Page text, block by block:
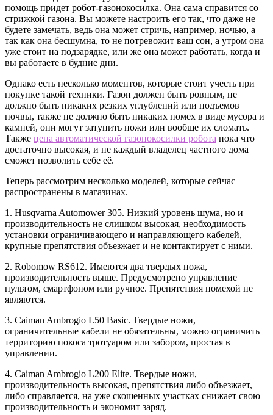
помощь придет робот-газонокосилка. Она сама справится со
стрижкой газона. Вы можете настроить его так, что даже не
будете замечать, ведь она может стричь, например, ночью, а
так как она бесшумна, то не потревожит ваш сон, а утром она
уже стоит на подзарядке, или же она может работать, когда и
вы работаете в будние дни.
Однако есть несколько моментов, которые стоит учесть при
покупке такой техники. Газон должен быть ровным, не
должно быть никаких резких углублений или подъемов
почвы, также не должно быть никаких помех в виде мусора и
камней, они могут затупить ножи или вообще их сломать.
Также цена автоматической газонокосилки робота пока что
достаточно высокая, и не каждый владелец частного дома
сможет позволить себе её.
Теперь рассмотрим несколько моделей, которые сейчас
распространены в магазинах.
1. Husqvarna Automower 305. Низкий уровень шума, но и
производительность не слишком высокая, необходимость
установки ограничивающего и направляющего кабелей,
крупные препятствия объезжает и не контактирует с ними.
2. Robomow RS612. Имеются два твердых ножа,
производительность выше. Предусмотрено управление
пультом, смартфоном или ручное. Препятствия помехой не
являются.
3. Caiman Ambrogio L50 Basic. Твердые ножи,
ограничительные кабели не обязательны, можно ограничить
территорию покоса тротуаром или забором, простая в
управлении.
4. Caiman Ambrogio L200 Elite. Твердые ножи,
производительность высокая, препятствия либо объезжает,
либо справляется, на уже скошенных участках снижает свою
производительность и экономит заряд.